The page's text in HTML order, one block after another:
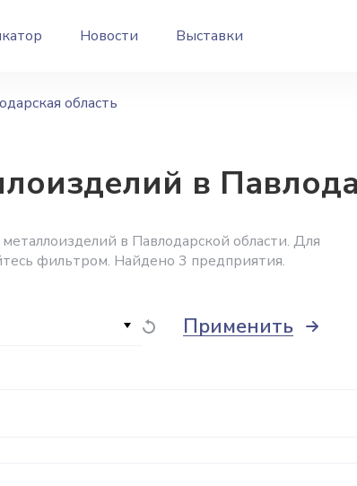
Новости Выставки
область
в
в Павлодарской области. Для
фильтром. Найдено 3 предприятия.
Применить